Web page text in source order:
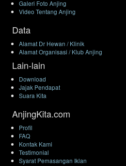
Galeri Foto Anjing
Video Tentang Anjing
Data
Alamat Dr Hewan / Klinik
Alamat Organisasi / Klub Anjing
Lain-lain
Download
Jajak Pendapat
Suara Kita
AnjingKita.com
Profil
FAQ
Kontak Kami
Testimonial
Syarat Pemasangan Iklan